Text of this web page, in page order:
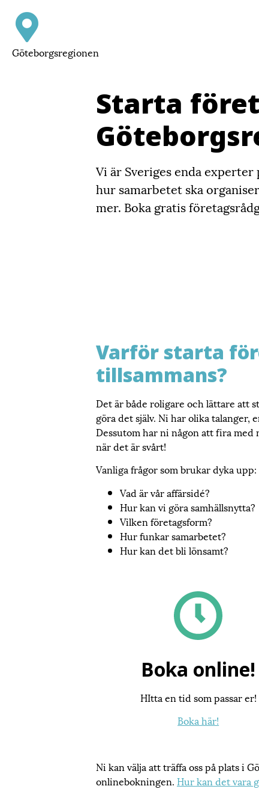
Göteborgsregionen
Starta
Vi är Sveriges enda
hur samarbetet ska
mer. Boka gratis
Varför starta
tillsammans?
Det är både roligare och lättare att
göra det själv. Ni har olika talanger,
Dessutom har ni någon att fira med
när det är svårt!
Vanliga frågor som brukar dyka upp:
Vad är vår affärsidé?
Hur kan vi göra samhällsnytta?
Vilken företagsform?
Hur funkar samarbetet?
Hur kan det bli lönsamt?
Boka online!
HItta en tid som passar er!
Boka här!
Ni kan välja att träffa oss på plats i
onlinebokningen. Hur kan det vara